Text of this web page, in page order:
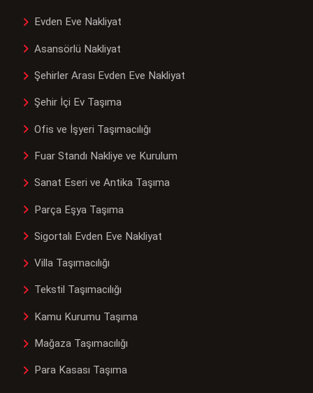
Evden Eve Nakliyat
Asansörlü Nakliyat
Şehirler Arası Evden Eve Nakliyat
Şehir İçi Ev Taşıma
Ofis ve İşyeri Taşımacılığı
Fuar Standı Nakliye ve Kurulum
Sanat Eseri ve Antika Taşıma
Parça Eşya Taşıma
Sigortalı Evden Eve Nakliyat
Villa Taşımacılığı
Tekstil Taşımacılığı
Kamu Kurumu Taşıma
Mağaza Taşımacılığı
Para Kasası Taşıma